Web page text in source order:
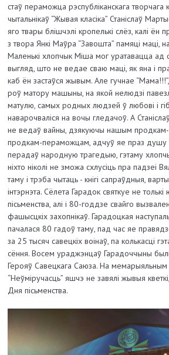
стаў пераможца рэспубліканскага
чытальнікаў “Жывая класіка” Станіслаў
яго твары блішчэлі кропелькі слёз, калі ён
з твора Янкі Маўра “Завошта” памяці маці,
Маленькі хлопчык Міша мог уратавацца ад
выгляд, што не ведае сваю маці, як яна і
каб ён застаўся жывым. Але гучнае
роў матору машыны, на якой нелюдзі
матулю, самых родных людзей ў любові і
наварочваліся на вочы гледачоў. А
не ведаў вайны, дзякуючы нашым продкам-
продкам-пераможцам, адчуў яе праз душу
перадаў народную трагедыю, гэтаму
ніхто ніколі не зможа схлусіць пра падзеі
таму і трэба чытаць - кнігі сапраўдныя,
інтэрнэта. Сёлета Гарадок святкуе не
пісьменства, алі і 80-годдзе свайго
фашысцкіх захопнікаў. Гарадоцкая
пачалася 80 гадоў таму, пад час яе
за 25 тысяч савецкіх воінаў, па колькасці
сёння. Восем ураджэнцаў Гарадоччыны
Герояў Савецкага Саюза. На мемарыяльным
“Неўміручасць” яшчэ не завялі жывыя кветкі,
Дня пісьменства.